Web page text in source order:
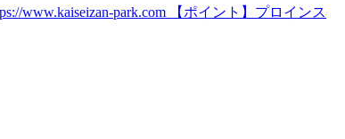
www.kaiseizan-park.com 【ポイント】プロインス